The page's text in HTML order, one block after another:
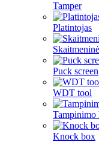
Tamper
Platintojas
Puck screen
WDT tool
Tampinimo
Knock box